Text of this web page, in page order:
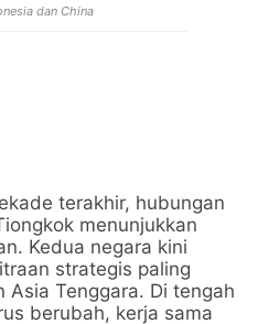
dan China
terakhir, hubungan
menunjukkan
Kedua negara kini
strategis paling
Tenggara. Di tengah
berubah, kerja sama